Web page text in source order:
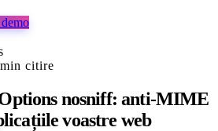
citire
nosniff: anti-MIME
voastre web